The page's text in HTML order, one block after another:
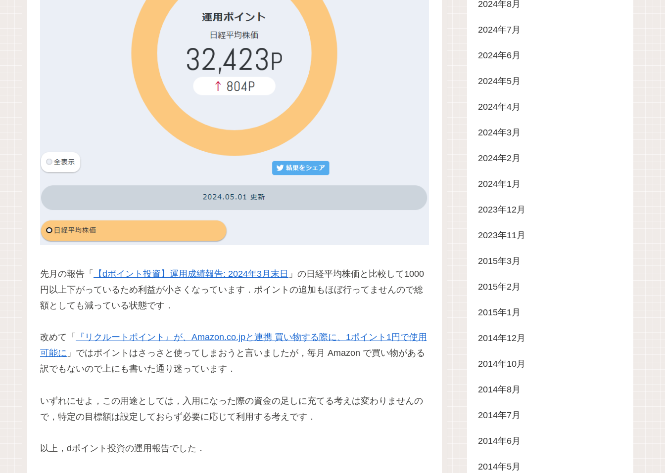
先月の報告「 【dポイント投資】運用成績報告: 2024年3月末日 」の日経平均株価と比較して1000
円以上下がっているため利益が小さくなっています．ポイントの追加もほぼ行ってませんので総
額としても減っている状態です．
改めて「
『リクルートポイント』が、Amazon.co.jpと連携 買い物する際に、1ポイント1円で使用
可能に 」ではポイントはさっさと使ってしまおうと言いましたが，毎月 Amazon で買い物がある
訳でもないので上にも書いた通り迷っています．
いずれにせよ，この用途としては，入用になった際の資金の足しに充てる考えは変わりませんの
で，特定の目標額は設定しておらず必要に応じて利用する考えです．
以上，dポイント投資の運用報告でした．
2024年8月
2024年7月
2024年6月
2024年5月
2024年4月
2024年3月
2024年2月
2024年1月
2023年12月
2023年11月
2015年3月
2015年2月
2015年1月
2014年12月
2014年10月
2014年8月
2014年7月
2014年6月
2014年5月